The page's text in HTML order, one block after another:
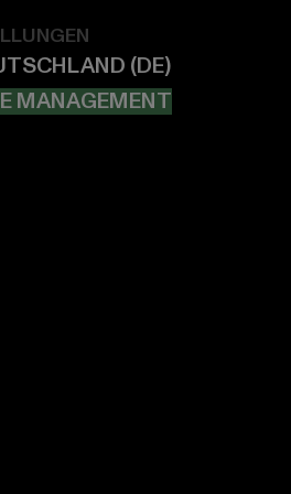
MANAGEMENT